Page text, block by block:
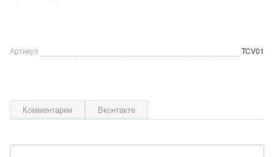
Артикул TCV01
Комментарии Вконтакте